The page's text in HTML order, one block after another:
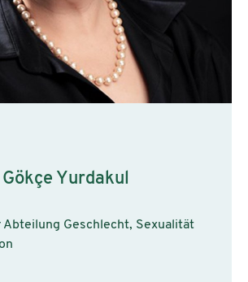
Yurdakul
Abteilung Geschlecht, Sexualität